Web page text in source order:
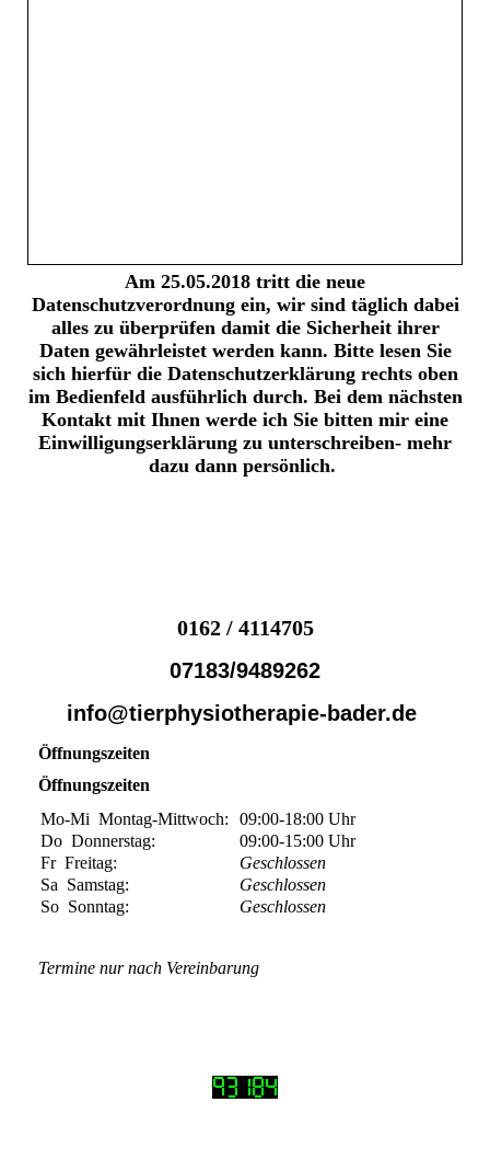
Am 25.05.2018 tritt die neue
Datenschutzverordnung ein, wir sind täglich dabei
alles zu überprüfen damit die Sicherheit ihrer
Daten gewährleistet werden kann. Bitte lesen Sie
sich hierfür die Datenschutzerklärung rechts oben
im Bedienfeld ausführlich durch. Bei dem nächsten
Kontakt mit Ihnen werde ich Sie bitten mir eine
Einwilligungserklärung zu unterschreiben- mehr
dazu dann persönlich.
0162 / 4114705
07183/9489262
info@tierphysiotherapie-bader.de
Öffnungszeiten
Öffnungszeiten
Mo-Mi Montag-Mittwoch: 09:00-18:00 Uhr
Do Donnerstag: 09:00-15:00 Uhr
Fr Freitag:
Geschlossen
Sa Samstag:
Geschlossen
So Sonntag: Geschlossen
Termine nur nach Vereinbarung